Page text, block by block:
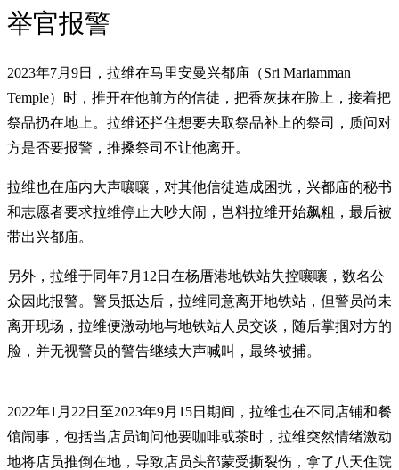
举官报警
2023年7月9日，拉维在马里安曼兴都庙（Sri Mariamman
Temple）时，推开在他前方的信徒，把香灰抹在脸上，接着把
祭品扔在地上。拉维还拦住想要去取祭品补上的祭司，质问对
方是否要报警，推搡祭司不让他离开。
拉维也在庙内大声嚷嚷，对其他信徒造成困扰，兴都庙的秘书
和志愿者要求拉维停止大吵大闹，岂料拉维开始飙粗，最后被
带出兴都庙。
另外，拉维于同年7月12日在杨厝港地铁站失控嚷嚷，数名公
众因此报警。警员抵达后，拉维同意离开地铁站，但警员尚未
离开现场，拉维便激动地与地铁站人员交谈，随后掌掴对方的
脸，并无视警员的警告继续大声喊叫，最终被捕。
2022年1月22日至2023年9月15日期间，拉维也在不同店铺和餐
馆闹事，包括当店员询问他要咖啡或茶时，拉维突然情绪激动
地将店员推倒在地，导致店员头部蒙受撕裂伤，拿了八天住院